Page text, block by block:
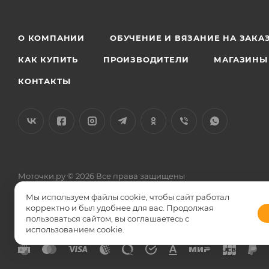
О КОМПАНИИ ОБУЧЕНИЕ И ВЯЗАНИЕ НА ЗАКАЗ
КАК КУПИТЬ ПРОИЗВОДИТЕЛИ МАГАЗИНЫ
КОНТАКТЫ
Моточки.ру © 2026 Все права защищены
Общество с ограниченной ответственностью «Силкетекс»
Телефон (по фактическому местонахождению) 8 499 766 57 17,
ИНН 7713716657, расчетный счет 40702810438000096502
Мы используем файлы cookie, чтобы сайт работал
корректно и был удобнее для вас. Продолжая
пользоваться сайтом, вы соглашаетесь с
использованием cookie.